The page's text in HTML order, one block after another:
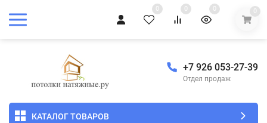
0 0 0 0
+7 926 053-27-39
Отдел продаж
КАТАЛОГ ТОВАРОВ